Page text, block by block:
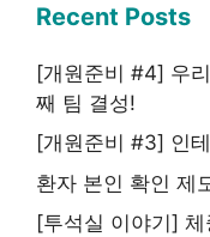
Recent Posts
[개원준비 #4] 우
째 팀 결성!
[개원준비 #3] 인
환자 본인 확인 제
[투석실 이야기]